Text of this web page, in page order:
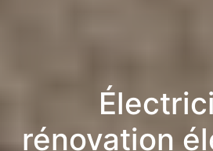
rénovation